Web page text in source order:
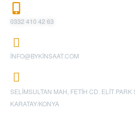
0332 410 42 63
INFO@BYKINSAAT.COM
SELIMSULTAN MAH, FETIH CD. ELIT
KARATAY/KONYA